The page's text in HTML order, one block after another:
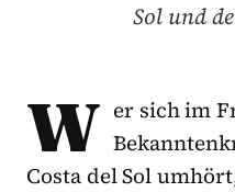
Sol und
W er sich im
Costa del Sol